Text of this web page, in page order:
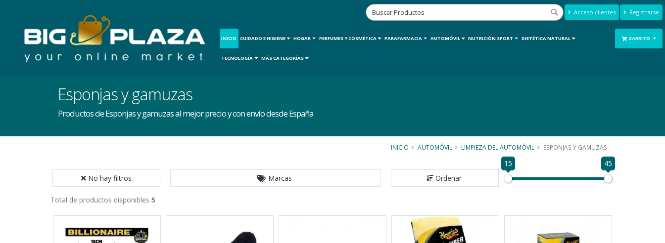
Acceso clientes Registrarse
INICIO CUIDADO E HIGIENE HOGAR PERFUMES Y COSMÉTICA PARAFARMACIA AUTOMÓVIL NUTRICIÓN SPORT DIETÉTICA NATURAL
TECNOLOGÍA MÁS CATEGORÍAS
CARRITO
Esponjas y gamuzas
Productos de Esponjas y gamuzas al mejor precio y con envío desde España
INICIO AUTOMÓVIL LIMPIEZA DEL AUTOMÓVIL ESPONJAS Y GAMUZAS
No hay filtros Marcas Ordenar
15 45
Total de productos disponibles 5